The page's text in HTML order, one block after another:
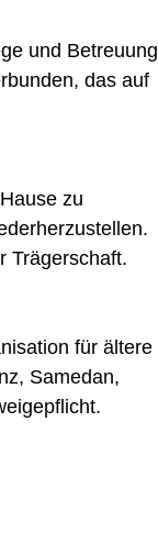
und Betreuung
das auf
zu
Trägerschaft.
für ältere
Samedan,